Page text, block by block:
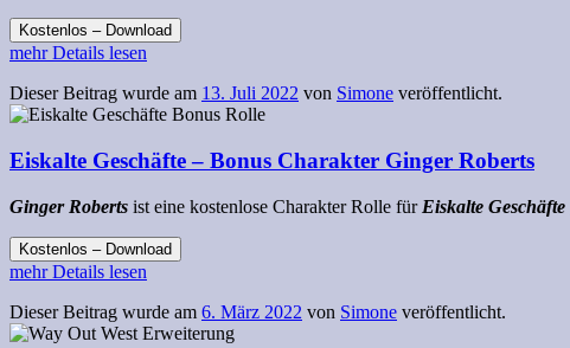
Kostenlos – Download
mehr Details lesen
Dieser Beitrag wurde am 13. Juli 2022 von Simone veröffentlicht.
Eiskalte Geschäfte – Bonus Charakter Ginger Roberts
Ginger Roberts ist eine kostenlose Charakter Rolle für Eiskalte Geschäfte
Kostenlos – Download
mehr Details lesen
Dieser Beitrag wurde am 6. März 2022 von Simone veröffentlicht.